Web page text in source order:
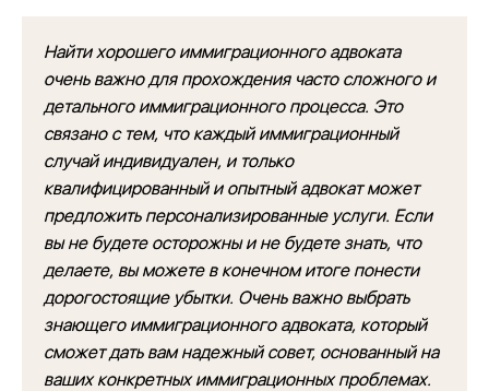
Найти хорошего иммиграционного адвоката
очень важно для прохождения часто сложного и
детального иммиграционного процесса. Это
связано с тем, что каждый иммиграционный
случай индивидуален, и только
квалифицированный и опытный адвокат может
предложить персонализированные услуги. Если
вы не будете осторожны и не будете знать, что
делаете, вы можете в конечном итоге понести
дорогостоящие убытки. Очень важно выбрать
знающего иммиграционного адвоката, который
сможет дать вам надежный совет, основанный на
ваших конкретных иммиграционных проблемах.